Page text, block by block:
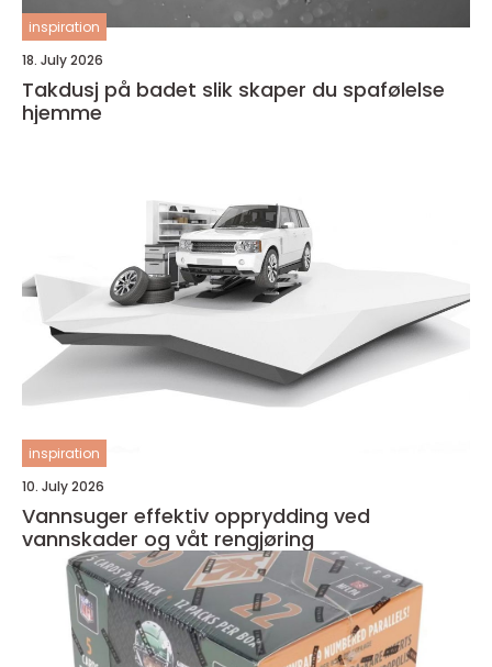
inspiration
18. July 2026
Takdusj på badet slik skaper du spafølelse
hjemme
inspiration
10. July 2026
Vannsuger effektiv opprydding ved
vannskader og våt rengjøring